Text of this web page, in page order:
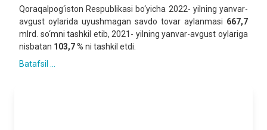
Qoraqalpog‘iston Respublikasi bo‘yicha 2022- yilning yanvar-
avgust oylarida uyushmagan savdo tovar aylanmasi 667,7
mlrd. so‘mni tashkil etib, 2021- yilning yanvar-avgust oylariga
nisbatan 103,7% ni tashkil etdi.
Batafsil ...